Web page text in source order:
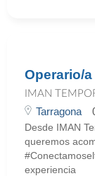
Operario/
IMAN
Tarragona
Desde IMAN
queremos
experiencia